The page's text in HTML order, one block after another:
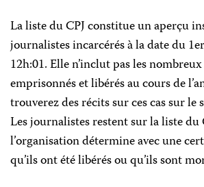
La liste du CPJ constitue un aperçu
journalistes incarcérés à la date du
12h:01. Elle n’inclut pas les
emprisonnés et libérés au cours de
trouverez des récits sur ces cas sur le
Les journalistes restent sur la liste du
l’organisation détermine avec une
qu’ils ont été libérés ou qu’ils sont